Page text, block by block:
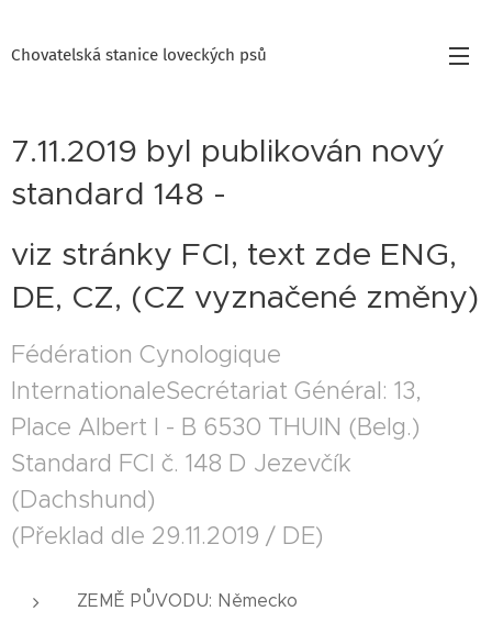
Chovatelská stanice loveckých psů
7.11.2019 byl publikován nový
standard 148 -
viz stránky FCI, text zde ENG,
DE, CZ, (CZ vyznačené změny)
Fédération Cynologique
InternationaleSecrétariat Général: 13,
Place Albert I - B 6530 THUIN (Belg.)
Standard FCI č. 148 D Jezevčík
(Dachshund)
(Překlad dle 29.11.2019 / DE)
ZEMĚ PŮVODU: Německo